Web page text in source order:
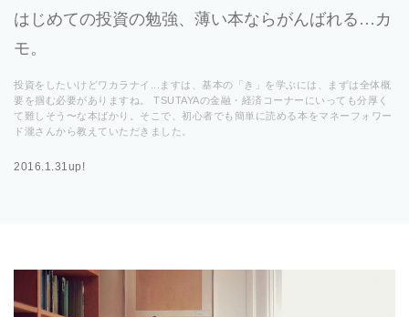
はじめての投資の勉強、薄い本ならがんばれる…カ
モ。
投資をしたいけどワカラナイ...ますは、基本の「き」を学ぶには、まずは全体概
要を掴む必要がありますね。 TSUTAYAの金融・経済コーナーにいっても分厚く
て難しそう〜な本ばかり。そこで、初心者でも簡単に読める本をマネーフォワー
ド瀧さんから教えていただきました。
2016.1.31up!